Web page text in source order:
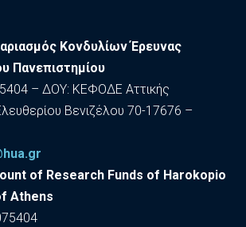
Κονδυλίων Έρευνας
Πανεπιστημίου
– ΔΟΥ: ΚΕΦΟΔΕ Αττικής
Βενιζέλου 70-17676 –
of Research Funds of Harokopio
Athens